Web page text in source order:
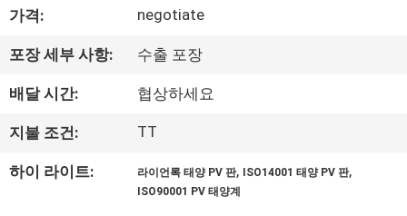
공
장
견
학
가격: negotiate
포장 세부 사항: 수출 포장
배달 시간: 협상하세요
지불 조건: TT
하이 라이트: 라이언록 태양 PV 판, ISO14001 태양 PV 판,
ISO90001 PV 태양계